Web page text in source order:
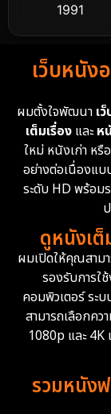
Detective สื
Detective สื
Disney+
Drama ดรา
Dystopian
Emotional
Epic มหากา
Family ครอ
1991
1988
1983
1962
เว็บหนัง
ผมตั้งใจพัฒนา เ
เต็มเรื่อง และห
ใหม่ หนังเก่า ห
อย่างต่อเนื่องแ
ระดับ HD พร้อม
ดูหนังเ
ผมเปิดให้คุณสาม
รองรับการใ
คอมพิวเตอร์ ระ
สามารถเลือกค
1080p และ
รวมหนัง